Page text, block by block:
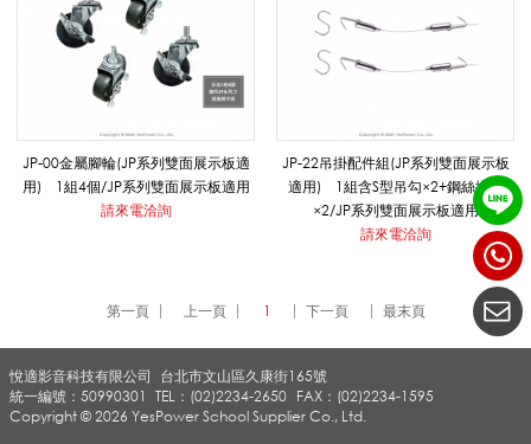
面
展
/
JP-00金屬腳輪(JP系列雙面展示板適
用) 1組4個/JP系列雙面展示板適用
請來電洽詢
JP-22吊掛配件組(JP系列雙面展示板
適用) 1組含S型吊勾×2+鋼絲掛勾
×2/JP系列雙面展示板適用
請來電洽詢
第一頁 上一頁 1 下一頁 最末頁
悅適影音科技有限公司
TEL：(02)2234-2650 FAX：(02)2234-1595
台北市文山區久康街165號
統一編號：50990301
Copyright © 2026 YesPower School Supplier Co., Ltd.